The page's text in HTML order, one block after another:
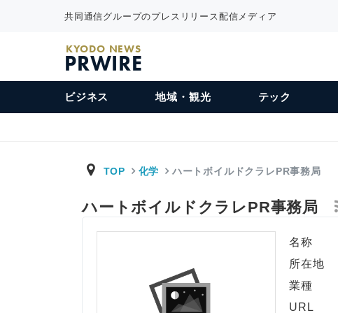
共同通信グループのプレスリリース配信メディア
KYODO NEWS
PRWIRE
ビジネス 地域・観光 テック
TOP 化学 ハートボイルドクラレPR事務局
ハートボイルドクラレPR事務局
名称
所在地
業種
URL